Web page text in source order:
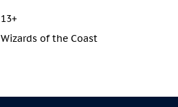
13+
Wizards of the Coast